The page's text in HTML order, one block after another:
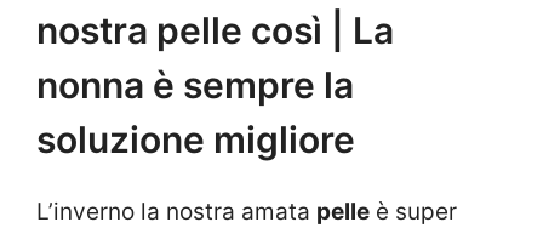
nostra pelle così | La
nonna è sempre la
soluzione migliore
L’inverno la nostra amata pelle è super